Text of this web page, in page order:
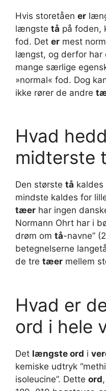
Hvis storetåen er
længste tå på foden,
fod. Det er mest
længst, og derfor har
mange særlige
»normal« fod. Dog
ikke rører de andre
Hvad
midterste
Den største tå kaldes
mindste kaldes for
tæer har ingen
Normann Ohrt har i
drøm om tå-navne”
betegnelserne
de tre tæer mellem
Hvad er
ord i hele
Det længste ord i
kemiske udtryk
isoleucine”. Dette ord